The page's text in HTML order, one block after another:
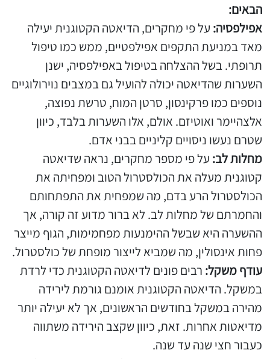
הבאים:
אפילפסיה: על פי מחקרים, הדיאטה הקטוגנית יעילה
מאד במניעת התקפים אפילפטיים, ממש כמו טיפול
תרופתי. בשל ההצלחה בטיפול באפילפסיה, ישנן
השערות שהדיאטה יכולה להועיל גם במצבים נוירולוגיים
נוספים כמו פרקינסון, סרטן המוח, טרשת נפוצה,
אלצהיימר ואוטיזם. אולם, אלו השערות בלבד, כיוון
שטרם נעשו ניסויים קליניים בבני אדם.
מחלות לב: על פי מספר מחקרים, נראה שדיאטה
קטוגנית מעלה את הכולסטרול הטוב ומפחיתה את
הכולסטרול הרע בדם, מה שמפחית את התפתחותם
והחמרתם של מחלות לב. לא ברור מדוע זה קורה, אך
ההשערה היא שבשל ההימנעות מפחמימות, הגוף מייצר
פחות אינסולין, מה שמביא לייצור מופחת של כולסטרול.
עודף משקל: רבים פונים לדיאטה הקטוגנית כדי לרדת
במשקל. הדיאטה הקטוגנית אומנם גורמת לירידה
מהירה במשקל בחודשים הראשונים, אך לא יעילה יותר
מדיאטות אחרות. זאת, כיוון שקצב הירידה משתווה
כעבור חצי שנה עד שנה.